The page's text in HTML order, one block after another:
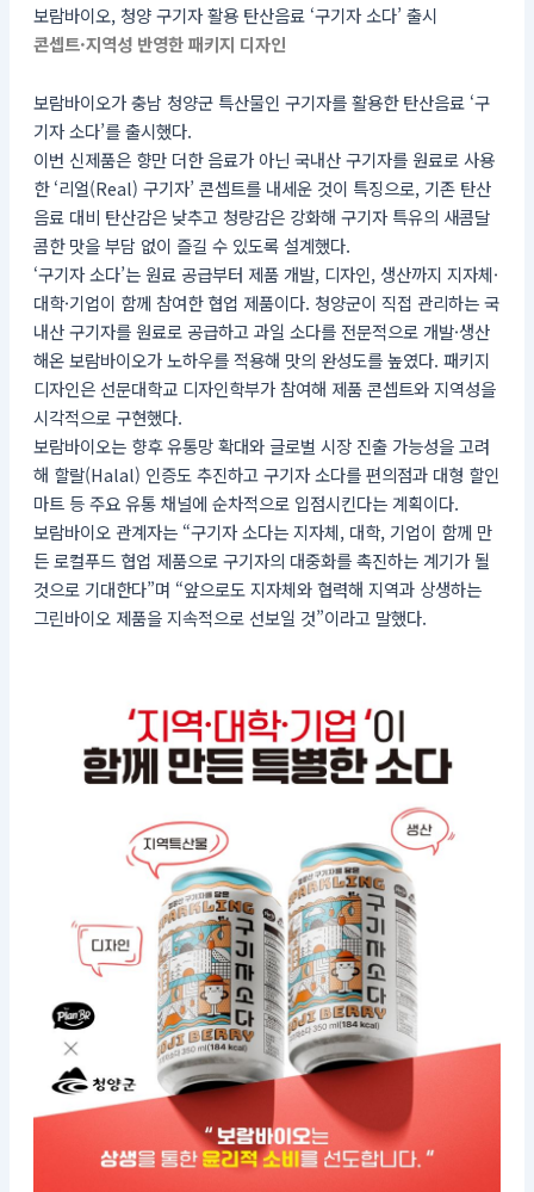
보람바이오, 청양 구기자 활용 탄산음료 ‘구기자 소다’ 출시
콘셉트·지역성 반영한 패키지 디자인
보람바이오가 충남 청양군 특산물인 구기자를 활용한 탄산음료 ‘구
기자 소다’를 출시했다.
이번 신제품은 향만 더한 음료가 아닌 국내산 구기자를 원료로 사용
한 ‘리얼(Real) 구기자’ 콘셉트를 내세운 것이 특징으로, 기존 탄산
음료 대비 탄산감은 낮추고 청량감은 강화해 구기자 특유의 새콤달
콤한 맛을 부담 없이 즐길 수 있도록 설계했다.
‘구기자 소다’는 원료 공급부터 제품 개발, 디자인, 생산까지 지자체·
대학·기업이 함께 참여한 협업 제품이다. 청양군이 직접 관리하는 국
내산 구기자를 원료로 공급하고 과일 소다를 전문적으로 개발·생산
해온 보람바이오가 노하우를 적용해 맛의 완성도를 높였다. 패키지
디자인은 선문대학교 디자인학부가 참여해 제품 콘셉트와 지역성을
시각적으로 구현했다.
보람바이오는 향후 유통망 확대와 글로벌 시장 진출 가능성을 고려
해 할랄(Halal) 인증도 추진하고 구기자 소다를 편의점과 대형 할인
마트 등 주요 유통 채널에 순차적으로 입점시킨다는 계획이다.
보람바이오 관계자는 “구기자 소다는 지자체, 대학, 기업이 함께 만
든 로컬푸드 협업 제품으로 구기자의 대중화를 촉진하는 계기가 될
것으로 기대한다”며 “앞으로도 지자체와 협력해 지역과 상생하는
그린바이오 제품을 지속적으로 선보일 것”이라고 말했다.